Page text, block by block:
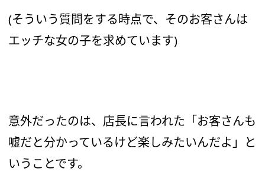
(そういう質問をする時点で、そのお客さんは
エッチな女の子を求めています)
意外だったのは、店長に言われた「お客さんも
嘘だと分かっているけど楽しみたいんだよ」と
いうことです。